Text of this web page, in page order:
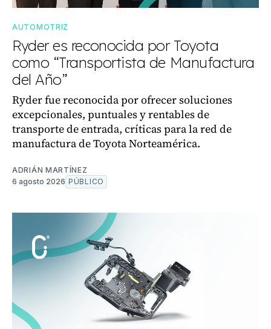
AUTOMOTRIZ
Ryder es reconocida por Toyota
como “Transportista de Manufactura
del Año”
Ryder fue reconocida por ofrecer soluciones
excepcionales, puntuales y rentables de
transporte de entrada, críticas para la red de
manufactura de Toyota Norteamérica.
ADRIÁN MARTÍNEZ
6 agosto 2026 PÚBLICO